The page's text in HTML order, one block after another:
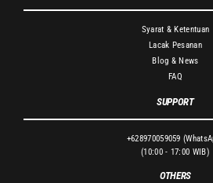
Syarat & Ketentuan
Lacak Pesanan
Blog & News
FAQ
SUPPORT
+628970059059
(10:00 - 17:00 WIB)
OTHERS